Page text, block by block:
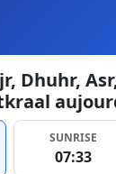
Dhuhr,
SUNRISE
07:33